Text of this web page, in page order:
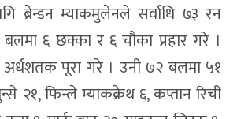
ब्रेन्डन म्याकमुलेनले सर्वाधि ७३ रन
६ छक्का र ६ चौका प्रहार गरे ।
पूरा गरे । उनी ७२ बलमा ५१
२१, फिन्ले म्याकक्रेथ ६, कप्तान रिची